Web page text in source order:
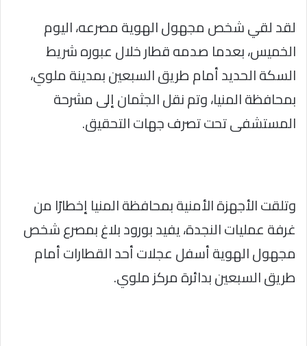
لقد لقي شخص مجهول الهوية مصرعه، اليوم
الخميس، بعدما صدمه قطار خلال عبوره شريط
السكة الحديد أمام طريق السبعين بمدينة ملوي،
بمحافظة المنيا، وتم نقل الجثمان إلى مشرحة
المستشفى تحت تصرف جهات التحقيق.
وتلقت الأجهزة الأمنية بمحافظة المنيا إخطارًا من
غرفة عمليات النجدة، يفيد بورود بلاغ بمصرع شخص
مجهول الهوية أسفل عجلات أحد القطارات أمام
طريق السبعين بدائرة مركز ملوي.